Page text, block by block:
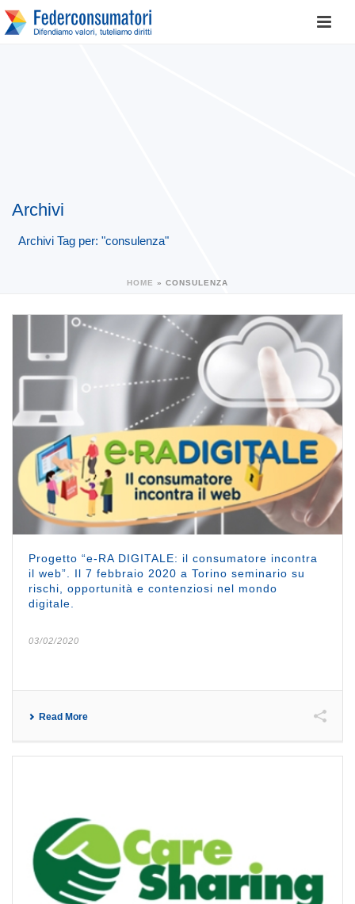
Archivi
Archivi Tag per: "consulenza"
HOME » CONSULENZA
Progetto “e-RA DIGITALE: il consumatore incontra
il web”. Il 7 febbraio 2020 a Torino seminario su
rischi, opportunità e contenziosi nel mondo
digitale.
03/02/2020
Read More